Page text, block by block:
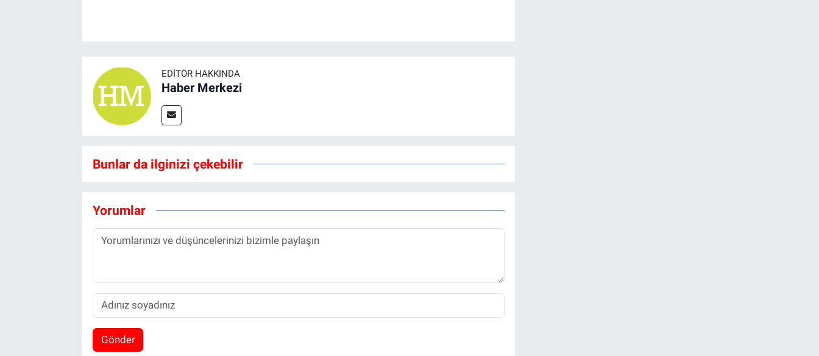
EDITÖR HAKKINDA
Haber Merkezi
Bunlar da ilginizi çekebilir
Yorumlar
Gönder